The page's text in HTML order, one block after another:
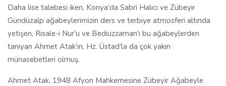
Daha lise talebesi iken, Konya'da Sabri Halıcı ve Zübeyir
Gündüzalp ağabeylerimizin ders ve terbiye atmosferi altında
yetişen, Risale-i Nur'u ve Bediüzzaman'ı bu ağabeylerden
tanıyan Ahmet Atak'ın, Hz. Üstad'la da çok yakın
münasebetleri olmuş.
Ahmet Atak, 1948 Afyon Mahkemesine Zübeyir Ağabeyle